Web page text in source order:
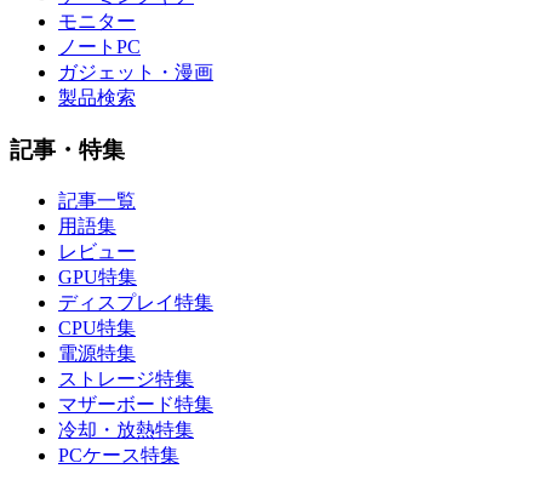
モニター
ノートPC
ガジェット・漫画
製品検索
記事・特集
記事一覧
用語集
レビュー
GPU特集
ディスプレイ特集
CPU特集
電源特集
ストレージ特集
マザーボード特集
冷却・放熱特集
PCケース特集